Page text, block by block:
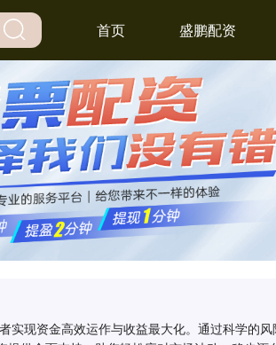
首页 盛鹏配资
实现资金高效运作与收益最大化。通过科学的